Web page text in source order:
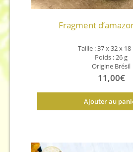
Fragment
Taille : 37 x 32 x
Poids : 26 g
Origine Brésil
11,00€
Ajouter au